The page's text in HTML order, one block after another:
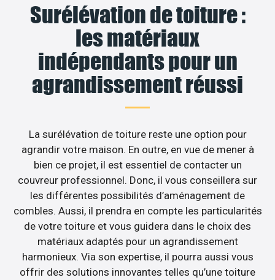
Surélévation de toiture :
les matériaux
indépendants pour un
agrandissement réussi
La surélévation de toiture reste une option pour
agrandir votre maison. En outre, en vue de mener à
bien ce projet, il est essentiel de contacter un
couvreur professionnel. Donc, il vous conseillera sur
les différentes possibilités d’aménagement de
combles. Aussi, il prendra en compte les particularités
de votre toiture et vous guidera dans le choix des
matériaux adaptés pour un agrandissement
harmonieux. Via son expertise, il pourra aussi vous
offrir des solutions innovantes telles qu’une toiture